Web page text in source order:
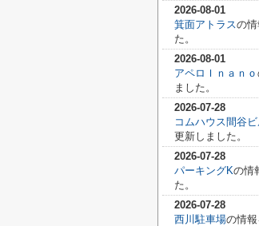
2026-08-01
箕面アトラスの
た。
2026-08-01
アペロＩｎａｎｏ
ました。
2026-07-28
コムハウス間谷
更新しました。
2026-07-28
パーキングKの情
た。
2026-07-28
西川駐車場の情